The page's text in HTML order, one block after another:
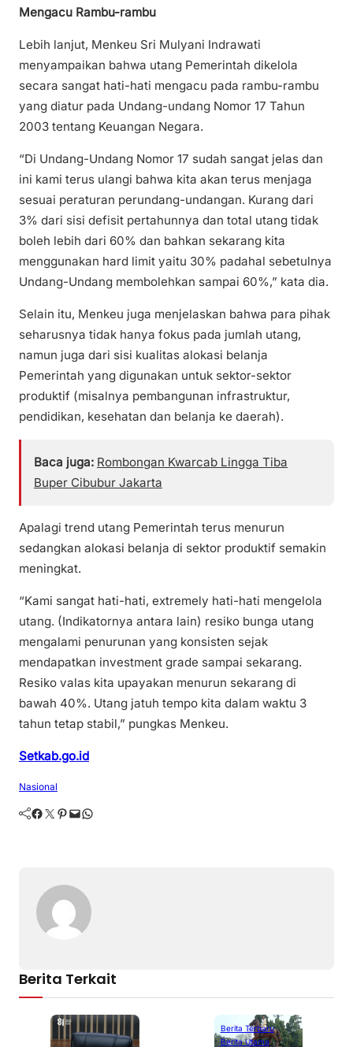
Mengacu Rambu-rambu
Lebih lanjut, Menkeu Sri Mulyani Indrawati
menyampaikan bahwa utang Pemerintah dikelola
secara sangat hati-hati mengacu pada rambu-rambu
yang diatur pada Undang-undang Nomor 17 Tahun
2003 tentang Keuangan Negara.
“Di Undang-Undang Nomor 17 sudah sangat jelas dan
ini kami terus ulangi bahwa kita akan terus menjaga
sesuai peraturan perundang-undangan. Kurang dari
3% dari sisi defisit pertahunnya dan total utang tidak
boleh lebih dari 60% dan bahkan sekarang kita
menggunakan hard limit yaitu 30% padahal sebetulnya
Undang-Undang membolehkan sampai 60%,” kata dia.
Selain itu, Menkeu juga menjelaskan bahwa para pihak
seharusnya tidak hanya fokus pada jumlah utang,
namun juga dari sisi kualitas alokasi belanja
Pemerintah yang digunakan untuk sektor-sektor
produktif (misalnya pembangunan infrastruktur,
pendidikan, kesehatan dan belanja ke daerah).
Baca juga: Rombongan Kwarcab Lingga Tiba
Buper Cibubur Jakarta
Apalagi trend utang Pemerintah terus menurun
sedangkan alokasi belanja di sektor produktif semakin
meningkat.
“Kami sangat hati-hati, extremely hati-hati mengelola
utang. (Indikatornya antara lain) resiko bunga utang
mengalami penurunan yang konsisten sejak
mendapatkan investment grade sampai sekarang.
Resiko valas kita upayakan menurun sekarang di
bawah 40%. Utang jatuh tempo kita dalam waktu 3
tahun tetap stabil,” pungkas Menkeu.
Setkab.go.id
Nasional
Facebook Twitter Pinterest Mail WhatsApp
Berita Terkait
Berita Terbaru
Berita Utama